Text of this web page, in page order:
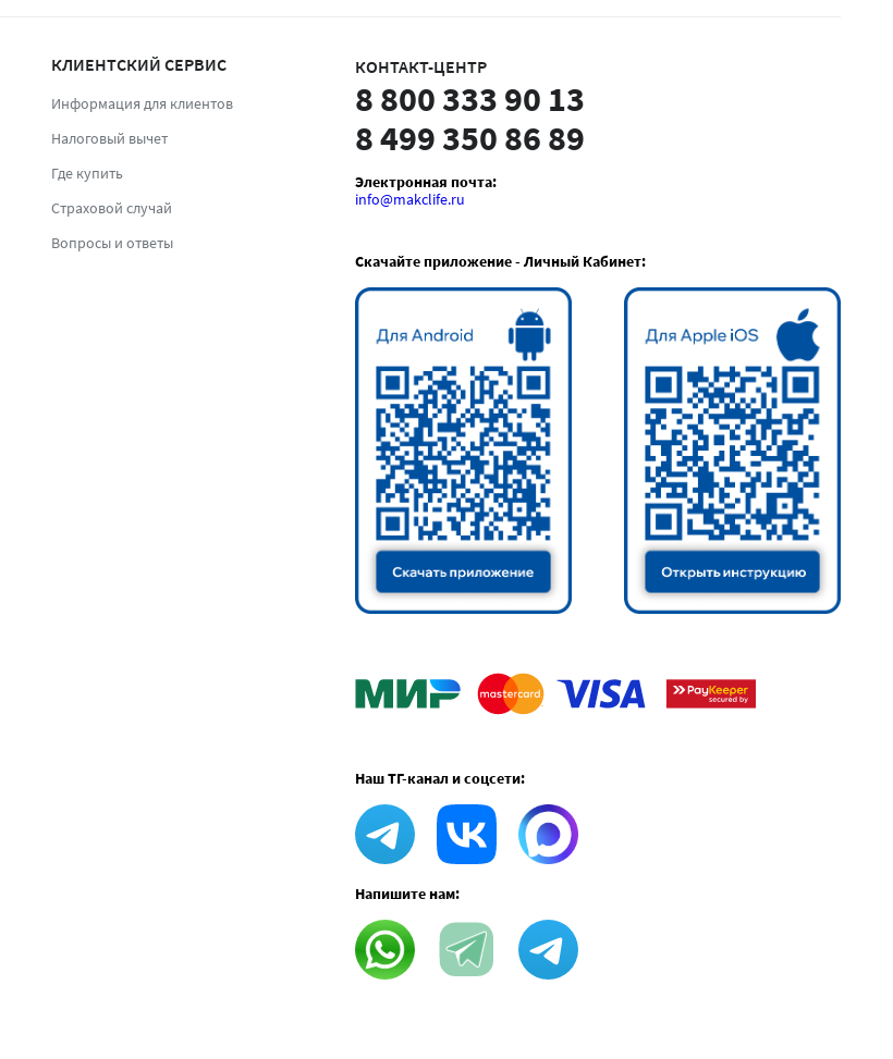
КЛИЕНТСКИЙ СЕРВИС
Информация для клиентов
Налоговый вычет
Где купить
Страховой случай
Вопросы и ответы
КОНТАКТ-ЦЕНТР
8 800 333 90 13
8 499 350 86 89
Электронная почта:
info@makclife.ru
Скачайте приложение - Личный Кабинет:
Наш ТГ-канал и соцсети:
Напишите нам: